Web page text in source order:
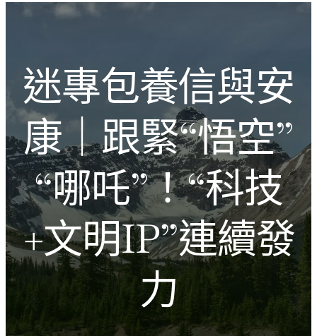
Introducing the Savara collection of luxury resorts
文化的激盪
迷專包養信與安
康｜跟緊“悟空”
“哪吒”！“科技
+文明IP”連續發
力